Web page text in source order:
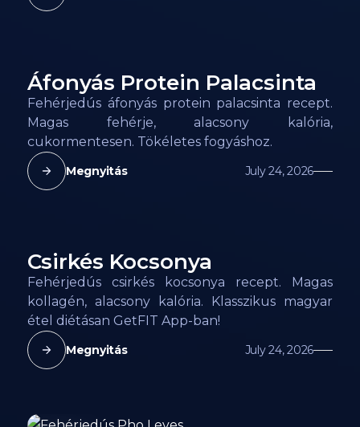
156kcal
Áfonyás Protein Palacsinta
Fehérjedús áfonyás protein palacsinta recept.
Magas fehérje, alacsony kalória,
cukormentesen. Tökéletes fogyáshoz.
Megnyitás July 24, 2026
72kcal
Csirkés Kocsonya
Fehérjedús csirkés kocsonya recept. Magas
kollagén, alacsony kalória. Klasszikus magyar
étel diétásan GetFIT App-ban!
Megnyitás July 24, 2026